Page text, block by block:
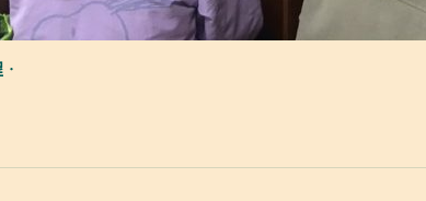
．